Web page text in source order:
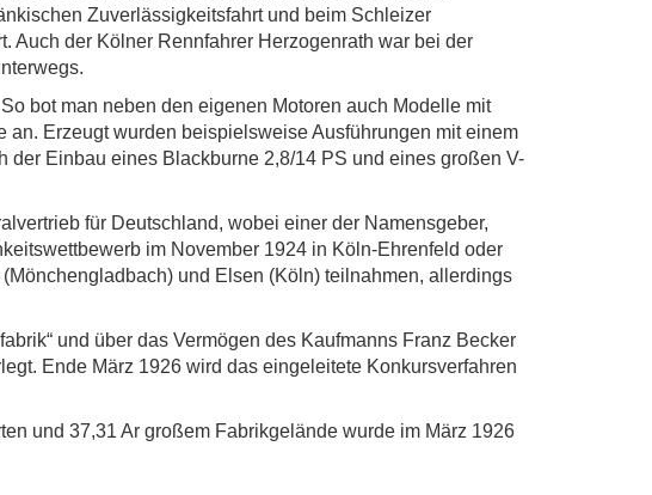
Zuverlässigkeitsfahrt und beim Schleizer
Auch der Kölner Rennfahrer Herzogenrath war bei der
bot man neben den eigenen Motoren auch Modelle mit
Erzeugt wurden beispielsweise Ausführungen mit einem
der Einbau eines Blackburne 2,8/14 PS und eines großen V-
für Deutschland, wobei einer der Namensgeber,
im November 1924 in Köln-Ehrenfeld oder
und Elsen (Köln) teilnahmen, allerdings
und über das Vermögen des Kaufmanns Franz Becker
Ende März 1926 wird das eingeleitete Konkursverfahren
und 37,31 Ar großem Fabrikgelände wurde im März 1926